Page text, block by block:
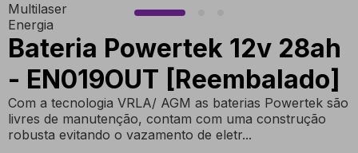
Multilaser
Energia
Bateria Powertek 12v 28ah
- EN019OUT [Reembalado]
Com a tecnologia VRLA/ AGM as baterias Powertek são
livres de manutenção, contam com uma construção
robusta evitando o vazamento de eletr...